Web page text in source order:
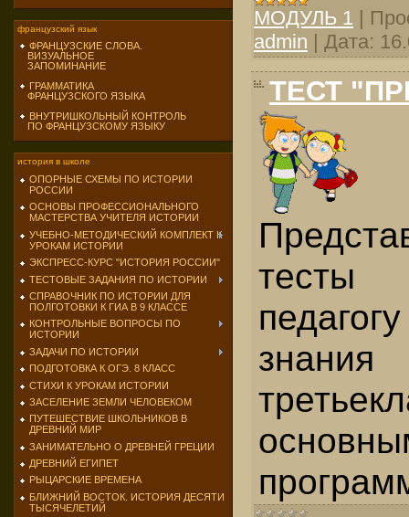
французский язык
ФРАНЦУЗСКИЕ СЛОВА.
ВИЗУАЛЬНОЕ
ЗАПОМИНАНИЕ
ГРАММАТИКА
ФРАНЦУЗСКОГО ЯЗЫКА
ВНУТРИШКОЛЬНЫЙ КОНТРОЛЬ
ПО ФРАНЦУЗСКОМУ ЯЗЫКУ
история в школе
ОПОРНЫЕ СХЕМЫ ПО ИСТОРИИ
РОССИИ
ОСНОВЫ ПРОФЕССИОНАЛЬНОГО
МАСТЕРСТВА УЧИТЕЛЯ ИСТОРИИ
УЧЕБНО-МЕТОДИЧЕСКИЙ КОМПЛЕКТ К
УРОКАМ ИСТОРИИ
ЭКСПРЕСС-КУРС "ИСТОРИЯ РОССИИ"
ТЕСТОВЫЕ ЗАДАНИЯ ПО ИСТОРИИ
СПРАВОЧНИК ПО ИСТОРИИ ДЛЯ
ПОЛГОТОВКИ К ГИА В 9 КЛАССЕ
КОНТРОЛЬНЫЕ ВОПРОСЫ ПО
ИСТОРИИ
ЗАДАЧИ ПО ИСТОРИИ
ПОДГОТОВКА К ОГЭ. 8 КЛАСС
СТИХИ К УРОКАМ ИСТОРИИ
ЗАСЕЛЕНИЕ ЗЕМЛИ ЧЕЛОВЕКОМ
ПУТЕШЕСТВИЕ ШКОЛЬНИКОВ В
ДРЕВНИЙ МИР
ЗАНИМАТЕЛЬНО О ДРЕВНЕЙ ГРЕЦИИ
ДРЕВНИЙ ЕГИПЕТ
РЫЦАРСКИЕ ВРЕМЕНА
БЛИЖНИЙ ВОСТОК. ИСТОРИЯ ДЕСЯТИ
ТЫСЯЧЕЛЕТИЙ
МОДУЛЬ 1 |
admin | Дата:
ТЕСТ
тесты
знания